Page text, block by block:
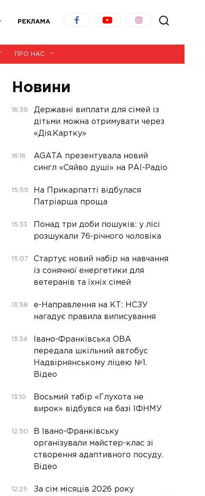
РЕКЛАМА
ПРО НАС
Новини
16:39
Державні виплати для сімей із
дітьми можна отримувати через
«Дія.Картку»
16:16
AGATA презентувала новий
сингл «Сяйво душі» на РАІ-Радіо
15:55
На Прикарпатті відбулася
Патріарша проща
15:33
Понад три доби пошуків: у лісі
розшукали 76-річного чоловіка
15:07
Стартує новий набір на навчання
із сонячної енергетики для
ветеранів та їхніх сімей
13:58
е-Направлення на КТ: НСЗУ
нагадує правила виписування
13:34
Івано-Франківська ОВА
передала шкільний автобус
Надвірнянському ліцею №1.
Відео
13:10
Восьмий табір «Глухота не
вирок» відбувся на базі ІФНМУ
12:50
В Івано-Франківську
організували майстер-клас зі
створення адаптивного посуду.
Відео
12:25
За сім місяців 2026 року